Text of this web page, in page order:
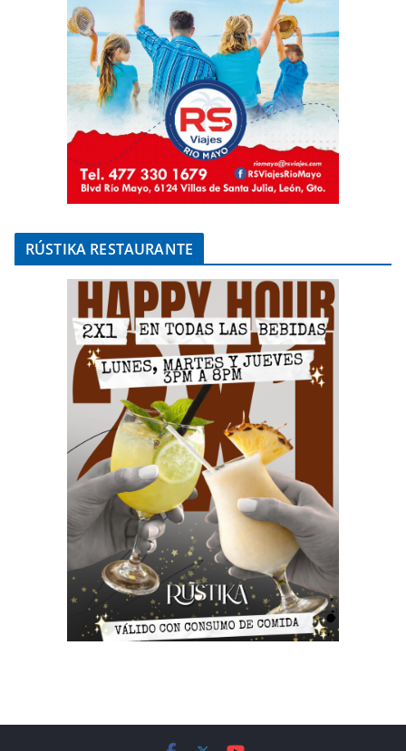
RÚSTIKA RESTAURANTE